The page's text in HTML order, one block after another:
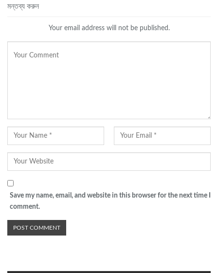
মন্তব্য করুন
Your email address will not be published.
Save my name, email, and website in this browser for the next time I
comment.